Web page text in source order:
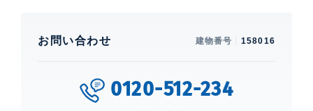
お問い合わせ 建物番号 158016
0120-512-234